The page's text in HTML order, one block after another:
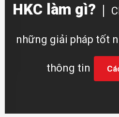
HKC làm gì?
những giải pháp tốt
thông tin